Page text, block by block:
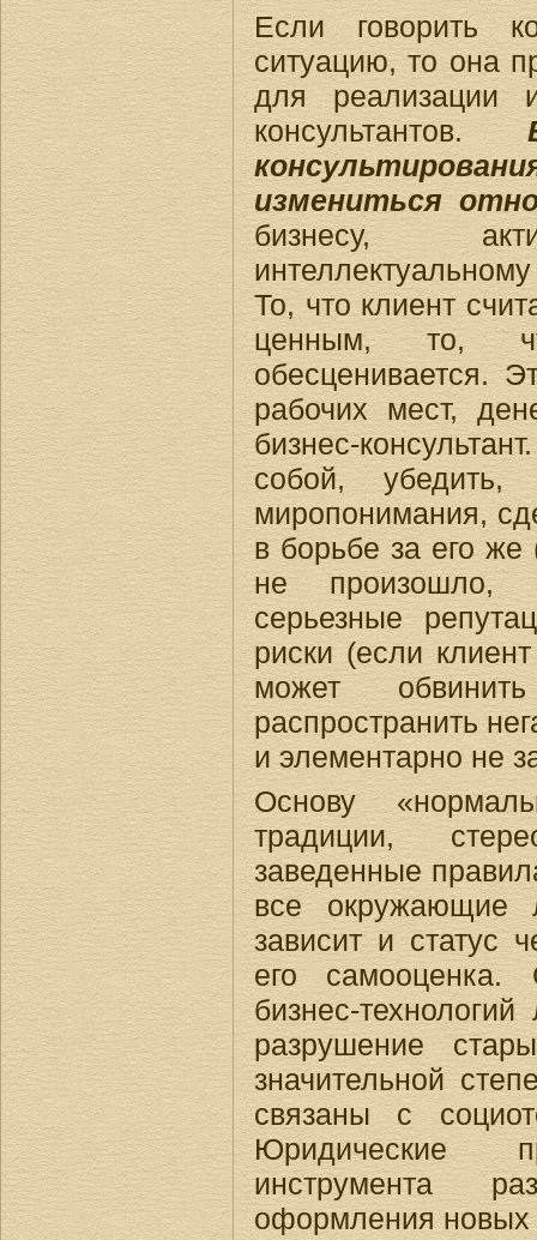
Если говорить
ситуацию, то она
для реализации
консультантов.
измениться
бизнесу,
То, что клиент
ценным, то,
обесценивается.
рабочих мест,
бизнес-
собой, убедить,
миропонимания,
в борьбе за его же
не произошло,
серьезные
риски (если
может
распространить
и элементарно не
Основу
традиции,
заведенные
все окружающие
зависит и статус
его самооценка.
бизнес-
разрушение
значительной
связаны с
Юридические
инструмента
оформления новых